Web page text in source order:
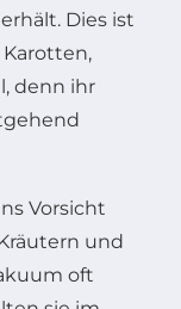
Dies ist
denn ihr
Vorsicht
und
oft